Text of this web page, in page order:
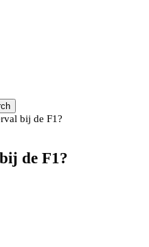
bij de F1?
de F1?